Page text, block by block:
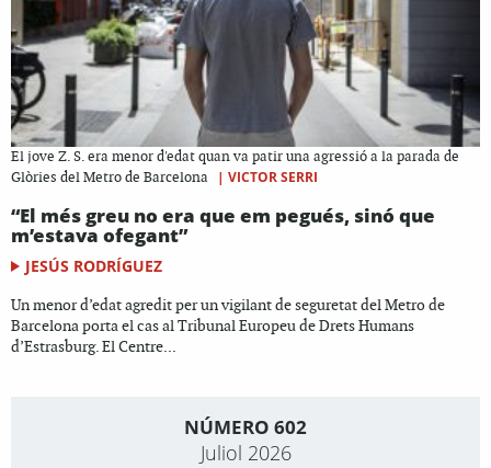
El jove Z. S. era menor d'edat quan va patir una agressió a la parada de
Glòries del Metro de Barcelona
| VICTOR SERRI
“El més greu no era que em pegués, sinó que
m’estava ofegant”
JESÚS RODRÍGUEZ
Un menor d’edat agredit per un vigilant de seguretat del Metro de
Barcelona porta el cas al Tribunal Europeu de Drets Humans
d’Estrasburg. El Centre...
NÚMERO 602
Juliol 2026